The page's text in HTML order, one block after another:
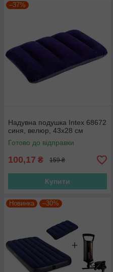
–37%
Надувна подушка Intex 68672
синя, велюр, 43х28 см
Готово до відправки
100,17 ₴ 159 ₴
Купити
Новинка –30%